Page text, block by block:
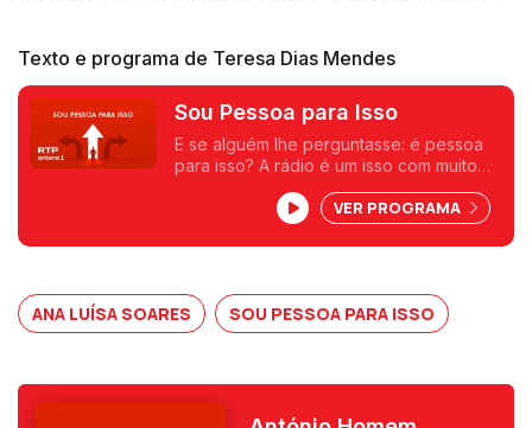
Texto e programa de Teresa Dias Mendes
Sou Pessoa para Isso
E se alguém lhe perguntasse: é pessoa
para isso? A rádio é um isso com muito
manhã, despertamos os sentidos numa
conversa onde pessoas mais ou menos
conhecidas nos revelam que são para
ideia, um livro, um objeto, uma coleção,
ou outra viagem qualquer.
VER PROGRAMA
ANA LUÍSA SOARES SOU PESSOA PARA ISSO